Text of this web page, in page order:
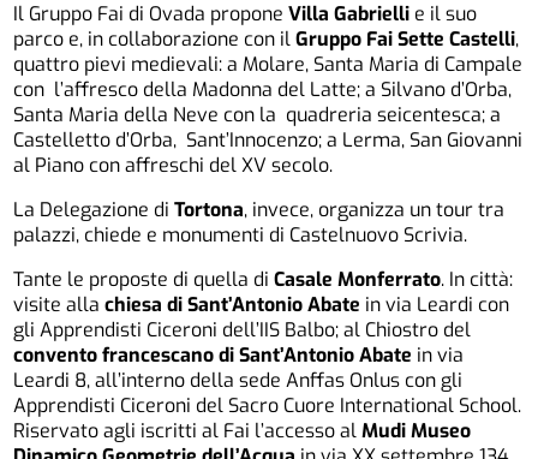
Il Gruppo Fai di Ovada proponeVilla Gabrielli e il suo
parco e, in collaborazione con ilGruppo Fai Sette Castelli,
quattro pievi medievali: a Molare, Santa Maria di Campale
con l’affresco della Madonna del Latte; a Silvano d’Orba,
Santa Maria della Neve con la quadreria seicentesca; a
Castelletto d’Orba, Sant’Innocenzo; a Lerma, San Giovanni
al Piano con affreschi del XV secolo.
La Delegazione diTortona, invece, organizza un tour tra
palazzi, chiede e monumenti di Castelnuovo Scrivia.
Tante le proposte di quella diCasale Monferrato. In città:
visite allachiesa di Sant’Antonio Abate in via Leardi con
gli Apprendisti Ciceroni dell’IIS Balbo; al Chiostro del
convento francescano di Sant’Antonio Abate in via
Leardi 8, all’interno della sede Anffas Onlus con gli
Apprendisti Ciceroni del Sacro Cuore International School.
Riservato agli iscritti al Fai l’accesso alMudi Museo